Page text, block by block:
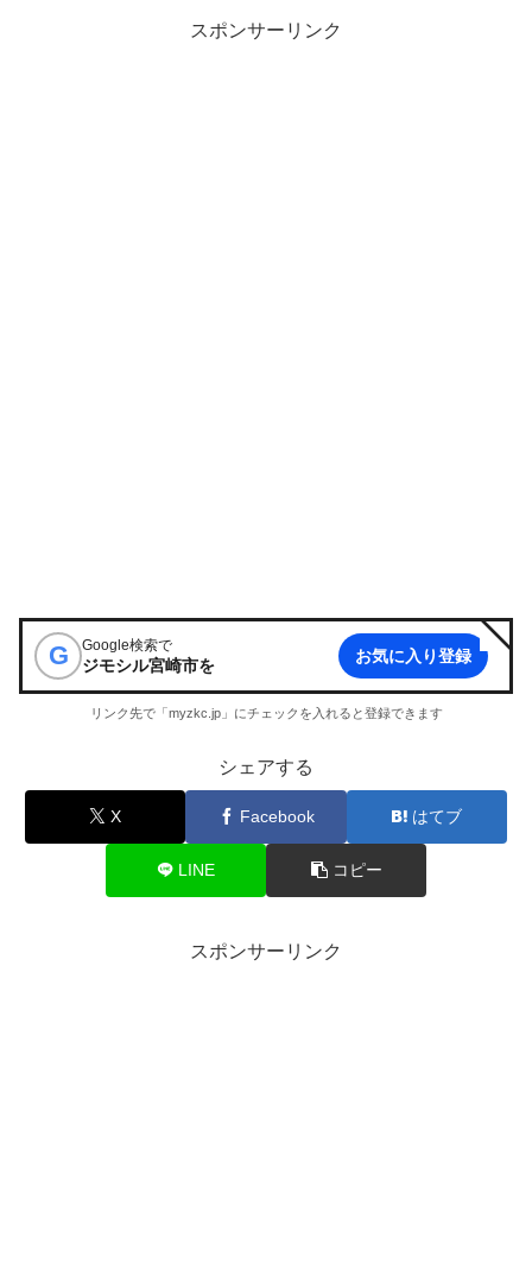
スポンサーリンク
G Google検索で
ジモシル宮崎市を お気に入り登録
リンク先で「myzkc.jp」にチェックを入れると登録できます
シェアする
X Facebook はてブ
LINE コピー
スポンサーリンク